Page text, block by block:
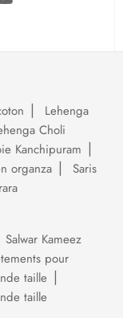
Lehenga
Choli
Kanchipuram
organza
Saris
Salwar Kameez
pour
taille
taille